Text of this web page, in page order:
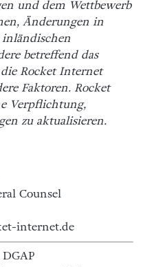
und dem Wettbewerb
Änderungen in
inländischen
betreffend das
Rocket Internet
Faktoren. Rocket
Verpflichtung,
zu aktualisieren.
Counsel
internet.de
DGAP